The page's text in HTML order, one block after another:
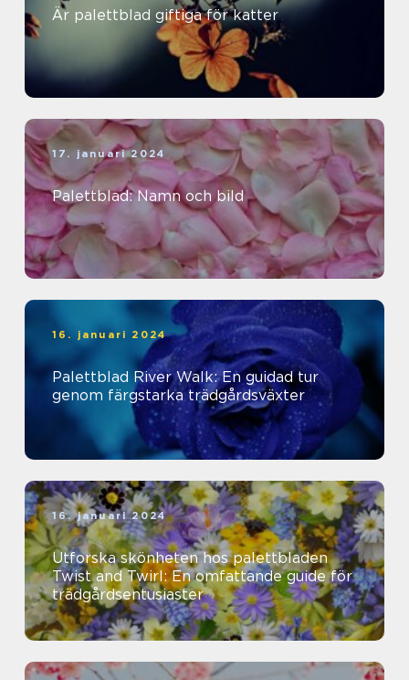
Är palettblad giftiga för katter
17. januari 2024
Palettblad: Namn och bild
16. januari 2024
Palettblad River Walk: En guidad tur
genom färgstarka trädgårdsväxter
16. januari 2024
Utforska skönheten hos palettbladen
Twist and Twirl: En omfattande guide för
trädgårdsentusiaster